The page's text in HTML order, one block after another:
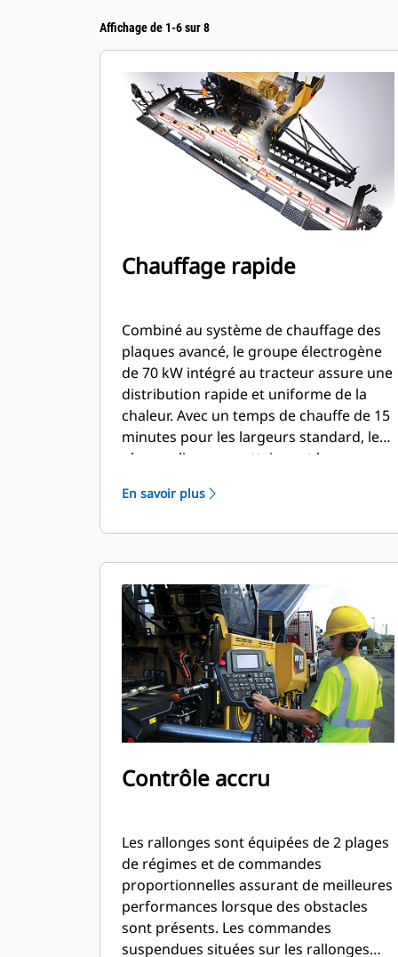
Affichage de 1-6 sur 8
Chauffage rapide
Combiné au système de chauffage des
plaques avancé, le groupe électrogène
de 70 kW intégré au tracteur assure une
distribution rapide et uniforme de la
chaleur. Avec un temps de chauffe de 15
minutes pour les largeurs standard, les
plaques lisseuses atteignent leur
vous permettant d'augmenter votre
largeurs maximales, le chauffage des
plaques lisseuses s'effectue en 25
minutes seulement.
En savoir plus
Contrôle accru
Les rallonges sont équipées de 2 plages
de régimes et de commandes
proportionnelles assurant de meilleures
performances lorsque des obstacles
sont présents. Les commandes
suspendues situées sur les rallonges